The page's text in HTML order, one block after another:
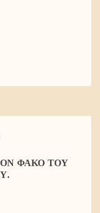
ΦΑΚΌ ΤΟΥ